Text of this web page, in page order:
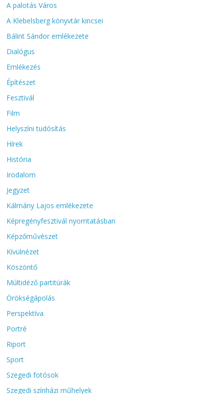
A palotás Város
A Klebelsberg könyvtár kincsei
Bálint Sándor emlékezete
Dialógus
Emlékezés
Építészet
Fesztivál
Film
Helyszíni tudósítás
Hírek
História
Irodalom
Jegyzet
Kálmány Lajos emlékezete
Képregényfesztivál nyomtatásban
Képzőművészet
Kívülnézet
Köszöntő
Múltidéző partitúrák
Örökségápolás
Perspektíva
Portré
Riport
Sport
Szegedi fotósok
Szegedi színházi műhelyek